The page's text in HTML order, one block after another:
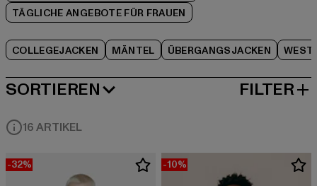
TÄGLICHE ANGEBOTE FÜR FRAUEN
COLLEGEJACKEN MÄNTEL ÜBERGANGSJACKEN
SORTIEREN
BELIEBTESTE FILTER
16 ARTIKEL
-32% -10%